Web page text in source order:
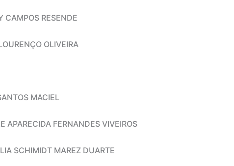
CAMPOS RESENDE
OLIVEIRA
MACIEL
APARECIDA FERNANDES VIVEIROS
SCHIMIDT MAREZ DUARTE